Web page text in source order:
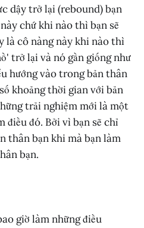
dậy trở lại (rebound) bạn
chứ khi nào thì bạn sẽ
là cô nàng này khi nào thì
trở lại và nó gần giống như
hướng vào trong bản thân
khoảng thời gian với bản
trải nghiệm mới là một
điều đó. Bởi vì bạn sẽ chỉ
thân bạn khi mà bạn làm
bạn.
giờ làm những điều